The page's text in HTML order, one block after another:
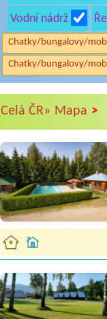
Vodní nádrž
Chatky/bungalovy/
Chatky/bungalovy/
Celá ČR» Mapa >